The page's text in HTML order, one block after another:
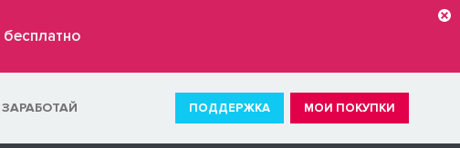
бесплатно
ЗАРАБОТАЙ ПОДДЕРЖКА МОИ ПОКУПКИ